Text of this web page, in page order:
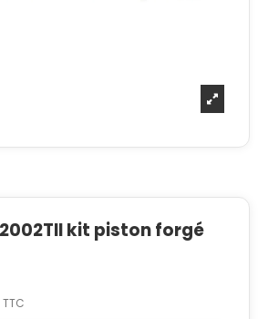
2002TII kit piston forgé
TTC